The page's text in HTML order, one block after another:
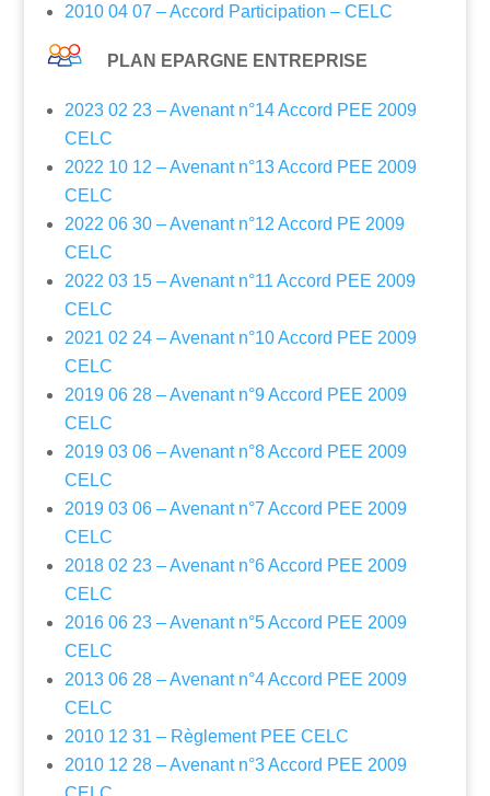
2010 04 07 – Accord Participation – CELC
PLAN EPARGNE ENTREPRISE
2023 02 23 – Avenant n°14 Accord PEE 2009
CELC
2022 10 12 – Avenant n°13 Accord PEE 2009
CELC
2022 06 30 – Avenant n°12 Accord PE 2009
CELC
2022 03 15 – Avenant n°11 Accord PEE 2009
CELC
2021 02 24 – Avenant n°10 Accord PEE 2009
CELC
2019 06 28 – Avenant n°9 Accord PEE 2009
CELC
2019 03 06 – Avenant n°8 Accord PEE 2009
CELC
2019 03 06 – Avenant n°7 Accord PEE 2009
CELC
2018 02 23 – Avenant n°6 Accord PEE 2009
CELC
2016 06 23 – Avenant n°5 Accord PEE 2009
CELC
2013 06 28 – Avenant n°4 Accord PEE 2009
CELC
2010 12 31 – Règlement PEE CELC
2010 12 28 – Avenant n°3 Accord PEE 2009